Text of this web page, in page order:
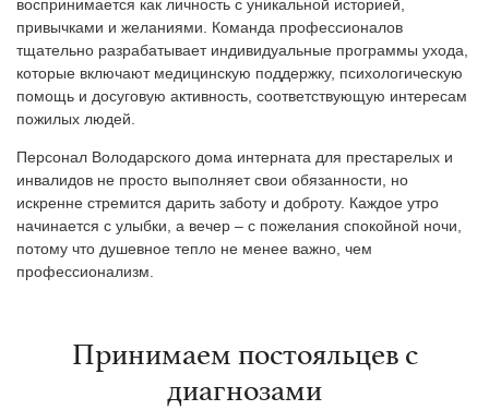
воспринимается как личность с уникальной историей,
привычками и желаниями. Команда профессионалов
тщательно разрабатывает индивидуальные программы ухода,
которые включают медицинскую поддержку, психологическую
помощь и досуговую активность, соответствующую интересам
пожилых людей.
Персонал Володарского дома интерната для престарелых и
инвалидов не просто выполняет свои обязанности, но
искренне стремится дарить заботу и доброту. Каждое утро
начинается с улыбки, а вечер – с пожелания спокойной ночи,
потому что душевное тепло не менее важно, чем
профессионализм.
Принимаем постояльцев с
диагнозами